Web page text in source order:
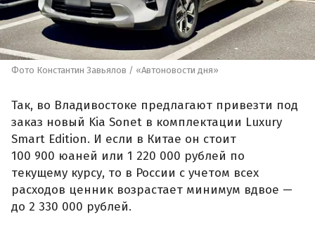
Фото Константин Завьялов / «Автоновости дня»
Так, во Владивостоке предлагают привезти под
заказ новый Kia Sonet в комплектации Luxury
Smart Edition. И если в Китае он стоит
100 900 юаней или 1 220 000 рублей по
текущему курсу, то в России с учетом всех
расходов ценник возрастает минимум вдвое —
до 2 330 000 рублей.